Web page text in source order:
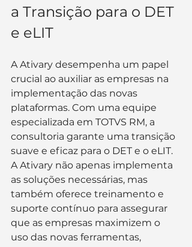
a Transição para o DET
e eLIT
A Ativary desempenha um papel
crucial ao auxiliar as empresas na
implementação das novas
plataformas. Com uma equipe
especializada em TOTVS RM, a
consultoria garante uma transição
suave e eficaz para o DET e o eLIT.
A Ativary não apenas implementa
as soluções necessárias, mas
também oferece treinamento e
suporte contínuo para assegurar
que as empresas maximizem o
uso das novas ferramentas,